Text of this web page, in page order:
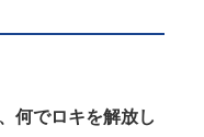
何でロキを解放し